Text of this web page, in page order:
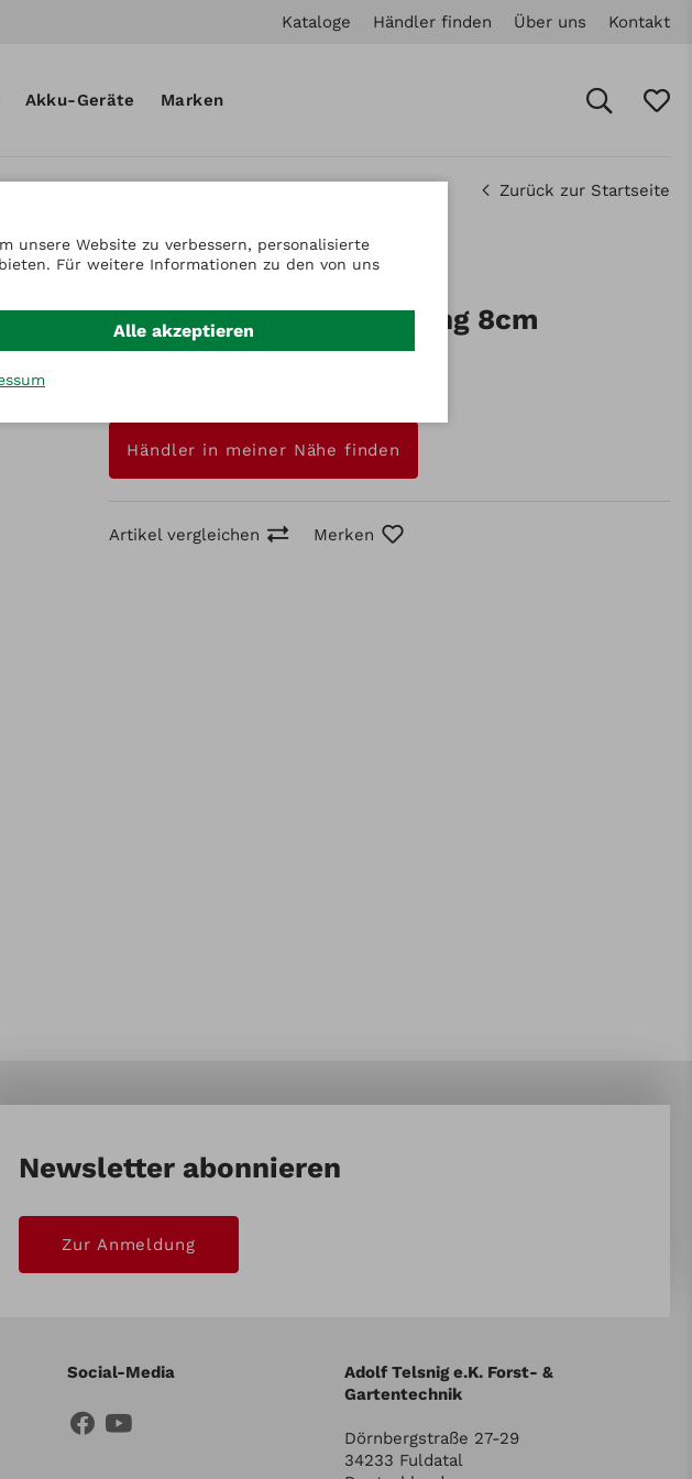
Kataloge Händler finden Über uns Kontakt
Akku-Geräte Marken
Zurück zur Startseite
Adapter mit Verlängerung 8cm
für Vision
Händler in meiner Nähe finden
Artikel vergleichen Merken
Newsletter abonnieren
Zur Anmeldung
Social-Media
Adolf Telsnig e.K. Forst- &
Gartentechnik
Dörnbergstraße 27-29
34233 Fuldatal
unsere Website zu verbessern, personalisierte
Für weitere Informationen zu den von uns
Alle akzeptieren